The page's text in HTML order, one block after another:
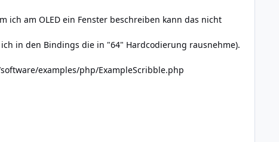
ich am OLED ein Fenster beschreiben kann das nicht
in den Bindings die in "64" Hardcodierung rausnehme).
examples/php/ExampleScribble.php